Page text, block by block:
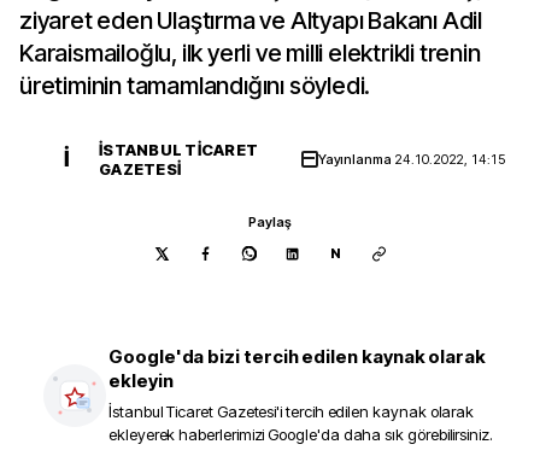
ziyaret eden Ulaştırma ve Altyapı Bakanı Adil
Karaismailoğlu, ilk yerli ve milli elektrikli trenin
üretiminin tamamlandığını söyledi.
İ
İSTANBUL TICARET
GAZETESI
Yayınlanma 24.10.2022, 14:15
Paylaş
N
Google'da bizi tercih edilen kaynak olarak
ekleyin
İstanbul Ticaret Gazetesi'i tercih edilen kaynak olarak
ekleyerek haberlerimizi Google'da daha sık görebilirsiniz.